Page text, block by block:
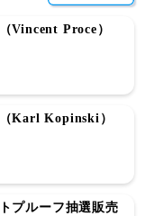
Vincent Proce）
Karl Kopinski）
プルーフ抽選販売